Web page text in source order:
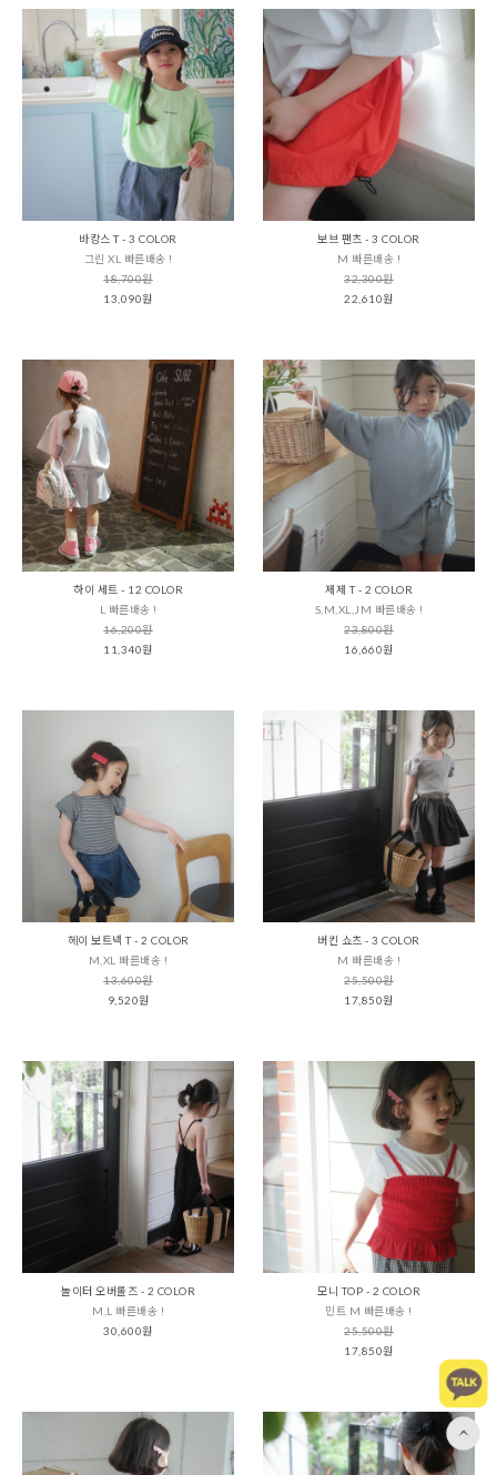
바캉스 T - 3 COLOR
그린 XL 빠른배송 !
18,700원
13,090원
보브 팬츠 - 3 COLOR
M 빠른배송 !
32,300원
22,610원
하이 세트 - 12 COLOR
L 빠른배송 !
16,200원
11,340원
제제 T - 2 COLOR
S,M,XL,JM 빠른배송 !
23,800원
16,660원
헤이 보트넥 T - 2 COLOR
M,XL 빠른배송 !
13,600원
9,520원
버킨 쇼츠 - 3 COLOR
M 빠른배송 !
25,500원
17,850원
놀이터 오버롤즈 - 2 COLOR
M,L 빠른배송 !
30,600원
모니 TOP - 2 COLOR
민트 M 빠른배송 !
25,500원
17,850원